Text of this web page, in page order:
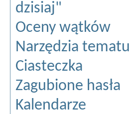
dzisiaj"
Oceny wątków
Narzędzia tematu
Ciasteczka
Zagubione hasła
Kalendarze